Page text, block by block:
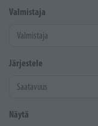
Valmistaja
Järjestele
Näytä